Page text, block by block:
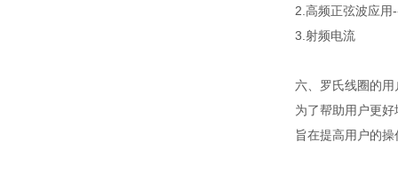
2.高频正弦波应用
3.射频电流
六、罗氏线圈的用
为了帮助用户更
旨在提高用户的